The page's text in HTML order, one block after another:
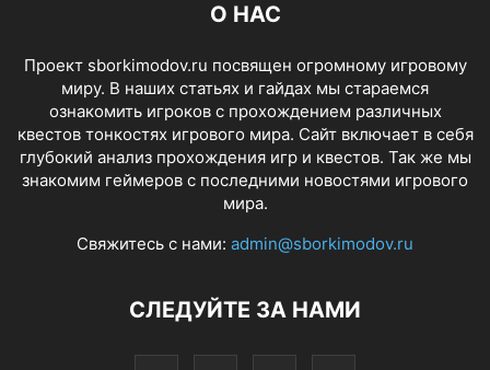
О НАС
Проект sborkimodov.ru посвящен огромному игровому
миру. В наших статьях и гайдах мы стараемся
ознакомить игроков с прохождением различных
квестов тонкостях игрового мира. Сайт включает в себя
глубокий анализ прохождения игр и квестов. Так же мы
знакомим геймеров с последними новостями игрового
мира.
Свяжитесь с нами: admin@sborkimodov.ru
СЛЕДУЙТЕ ЗА НАМИ